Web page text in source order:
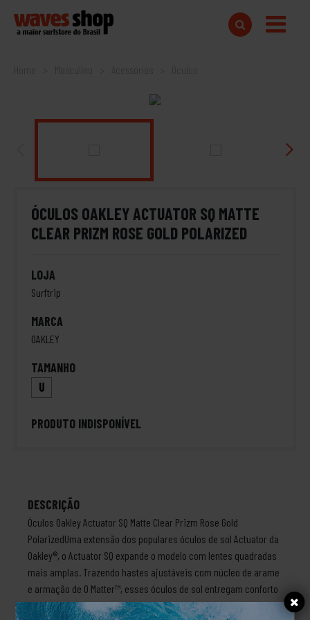
Home
ÓCULOS OAKLEY ACTUATOR SQ MATTE
CLEAR PRIZM ROSE GOLD POLARIZED
LOJA
Surftrip
MARCA
OAKLEY
TAMANHO
U
PRODUTO INDISPONÍVEL
DESCRIÇÃO
Óculos Oakley Actuator SQ Matte Clear Prizm Rose Gold
PolarizedUma extensão dos populares óculos de sol Actuator da
Oakley®, o Actuator SQ expande o modelo com lentes quadradas
mais amplas. Trazendo hastes ajustáveis com núcleo de arame
e armação de O Matter™, esses óculos de sol entregam conforto
e durabilidade aonde quer que você vá. As plaquetas de